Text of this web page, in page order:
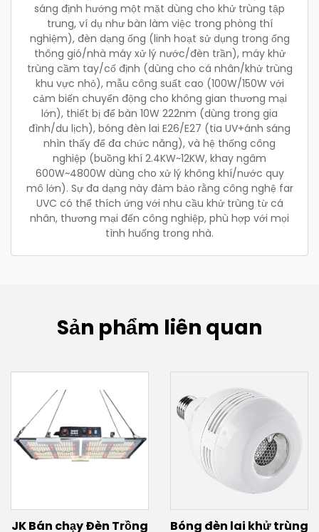
sáng định hướng một mặt dùng cho khử trùng tập
trung, ví dụ như bàn làm việc trong phòng thí
nghiệm), đèn dạng ống (linh hoạt sử dụng trong ống
thông gió/nhà máy xử lý nước/đèn trần), máy khử
trùng cầm tay/cố định (dùng cho cá nhân/khử trùng
khu vực nhỏ), mẫu công suất cao (100W/150W với
cảm biến chuyển động cho không gian thương mại
lớn), thiết bị để bàn 10W 222nm (dùng trong gia
đình/du lịch), bóng đèn lai E26/E27 (tia UV+ánh sáng
nhìn thấy để đa chức năng), và hệ thống công
nghiệp (buồng khí 2.4KW~12KW, khay ngâm
600W~4800W dùng cho xử lý không khí/nước quy
mô lớn). Sự đa dạng này đảm bảo rằng công nghệ far
UVC có thể thích ứng với nhu cầu khử trùng từ cá
nhân, thương mại đến công nghiệp, phù hợp với mọi
tình huống trong nhà.
Sản phẩm liên quan
JK Bán chạy Đèn Trồng
Bóng đèn lai khử trùng